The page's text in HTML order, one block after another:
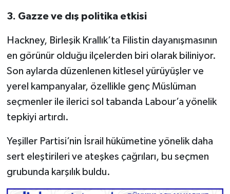
3. Gazze ve dış politika etkisi
Hackney, Birleşik Krallık’ta Filistin dayanışmasının
en görünür olduğu ilçelerden biri olarak biliniyor.
Son aylarda düzenlenen kitlesel yürüyüşler ve
yerel kampanyalar, özellikle genç Müslüman
seçmenler ile ilerici sol tabanda Labour’a yönelik
tepkiyi artırdı.
Yeşiller Partisi’nin İsrail hükümetine yönelik daha
sert eleştirileri ve ateşkes çağrıları, bu seçmen
grubunda karşılık buldu.